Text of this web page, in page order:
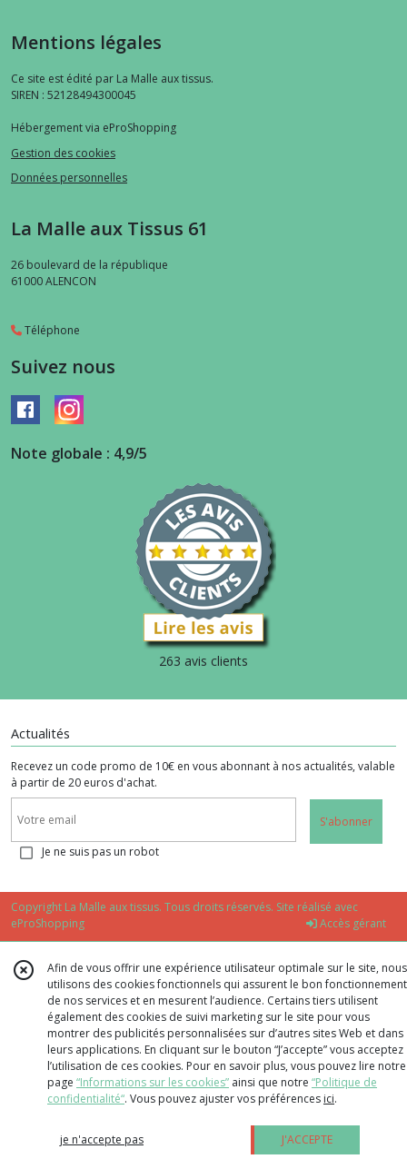
Mentions légales
Ce site est édité par La Malle aux tissus.
SIREN : 52128494300045
Hébergement via eProShopping
Gestion des cookies
Données personnelles
La Malle aux Tissus 61
26 boulevard de la république
61000ALENCON
Téléphone
Suivez nous
Note globale : 4,9/5
263 avis clients
Actualités
Recevez un code promo de 10€ en vous abonnant à nos actualités, valable
à partir de 20 euros d'achat.
S'abonner
Je ne suis pas un robot
Copyright La Malle aux tissus. Tous droits réservés. Site réalisé avec
eProShopping
Accès gérant
Afin de vous offrir une expérience utilisateur optimale sur le site, nous
utilisons des cookies fonctionnels qui assurent le bon fonctionnement
de nos services et en mesurent l’audience. Certains tiers utilisent
également des cookies de suivi marketing sur le site pour vous
montrer des publicités personnalisées sur d’autres sites Web et dans
leurs applications. En cliquant sur le bouton “J’accepte” vous acceptez
l’utilisation de ces cookies. Pour en savoir plus, vous pouvez lire notre
page “Informations sur les cookies” ainsi que notre “Politique de
confidentialité“. Vous pouvez ajuster vos préférences ici.
je n'accepte pas J'ACCEPTE